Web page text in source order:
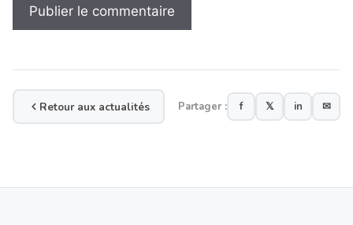
Retour aux actualités Partager : f 𝕏 in ✉